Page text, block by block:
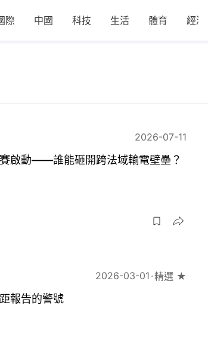
際 中國 科技 生活 體育 經濟
2026-07-11
啟動——誰能砸開跨法域輸電壁壘？
2026-03-01 精選 ★
報告的警號